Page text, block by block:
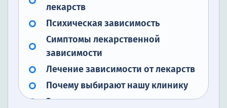
лекарств
Психическая зависимость
Симптомы лекарственной
зависимости
Лечение зависимости от лекарств
Почему выбирают нашу клинику
Заключение